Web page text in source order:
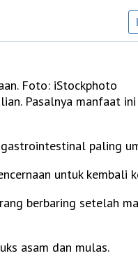
Foto: iStockphoto
Pasalnya manfaat
paling
untuk kembali
berbaring setelah
asam dan mulas.